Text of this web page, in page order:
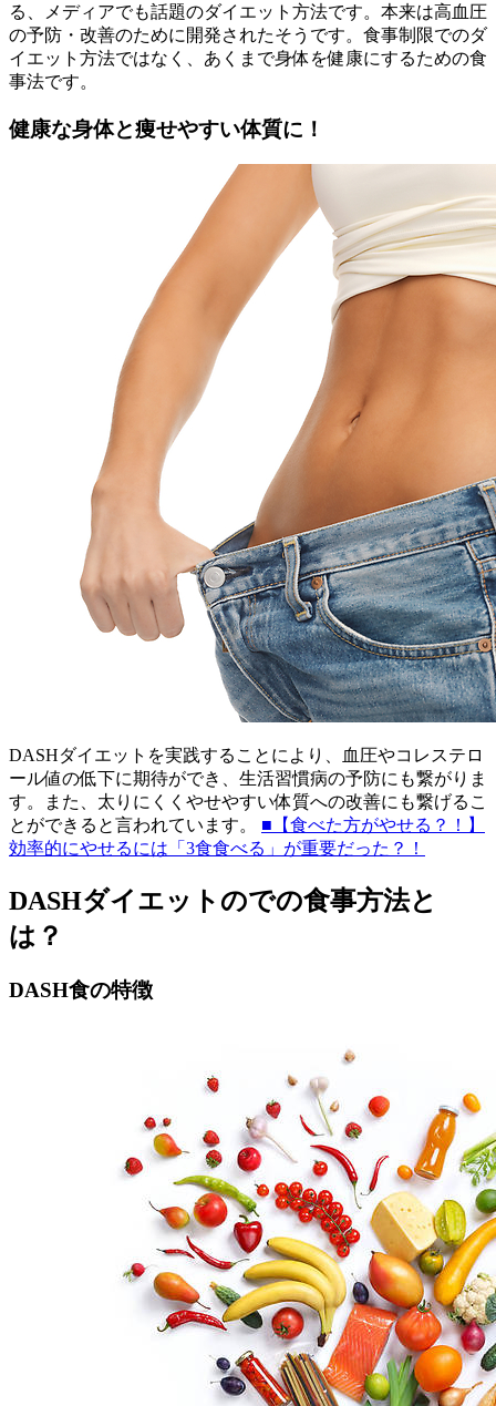
る、メディアでも話題のダイエット方法です。本来は高血圧
の予防・改善のために開発されたそうです。食事制限でのダ
イエット方法ではなく、あくまで身体を健康にするための食
事法です。
健康な身体と痩せやすい体質に！
DASHダイエットを実践することにより、血圧やコレステロ
ール値の低下に期待ができ、生活習慣病の予防にも繋がりま
す。また、太りにくくやせやすい体質への改善にも繋げるこ
とができると言われています。 ■【食べた方がやせる？！】
効率的にやせるには「3食食べる」が重要だった？！
DASHダイエットのでの食事方法と
は？
DASH食の特徴